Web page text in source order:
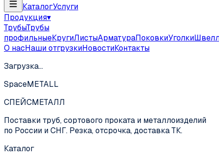
КаталогУслуги
Продукция▾
ТрубыТрубы
профильныеКругиЛистыАрматураПоковкиУголки
О насНаши отгрузкиНовостиКонтакты
Загрузка…
SpaceMETALL
СПЕЙСМЕТАЛЛ
Поставки труб, сортового проката и металлоизделий
по России и СНГ. Резка, отсрочка, доставка ТК.
Каталог